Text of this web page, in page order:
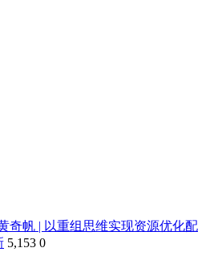
奇帆 | 以重组思维实现资源优化配
5,153 0